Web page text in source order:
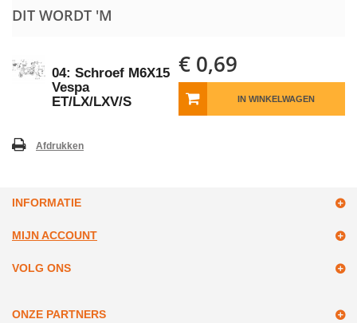
DIT WORDT 'M
04: Schroef M6X15
Vespa
ET/LX/LXV/S
€ 0,69
IN WINKELWAGEN
Afdrukken
INFORMATIE
MIJN ACCOUNT
VOLG ONS
ONZE PARTNERS